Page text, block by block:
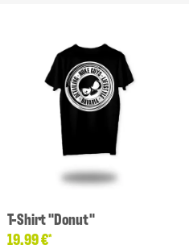
T-Shirt "Donut"
19,99 €*